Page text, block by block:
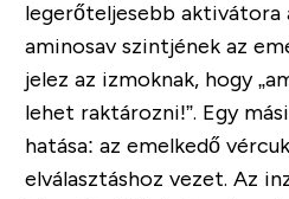
legerőteljesebb aktivátora
aminosav szintjének az
jelez az izmoknak, hogy
lehet raktározni!”. Egy
hatása: az emelkedő
elválasztáshoz vezet. Az